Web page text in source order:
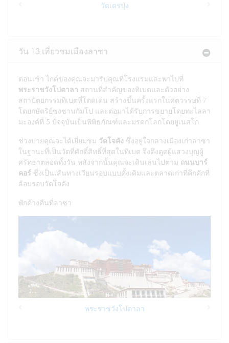
วัดเดรปุง
วัน 13 เที่ยวชมเมืองลาซา
ตอนเช้า ไกด์ของคุณจะมารับคุณที่โรงแรมและพาไปที่
พระราชวังโปตาลา สถานที่สำคัญของทิเบตและตัวอย่าง
สถาปัตยกรรมทิเบตที่โดดเด่น สร้างขึ้นครั้งแรกในศตวรรษที่ 7
โดยกษัตริย์ซงซานกัมโป และต่อมาได้รับการขยายโดยทะไลลา
มะองค์ที่ 5 ปัจจุบันเป็นพิพิธภัณฑ์และมรดกโลกโดยยูเนสโก
ช่วงบ่ายคุณจะได้เยี่ยมชม วัดโจคัง ซึ่งอยู่ใจกลางเมืองเก่าลาซา
ในฐานะที่เป็นวัดที่ศักดิ์สิทธิ์ที่สุดในทิเบต จึงดึงดูดผู้แสวงบุญผู้
ศรัทธาตลอดทั้งวัน หลังจากนั้นคุณจะเดินเล่นไปตาม ถนนบาร์
คอร์ ซึ่งเป็นเส้นทางเวียนรอบแบบดั้งเดิมและตลาดเก่าที่คึกคักที่
ล้อมรอบวัดโจคัง
พักค้างคืนที่ลาซา
พระราชวังโปตาลา